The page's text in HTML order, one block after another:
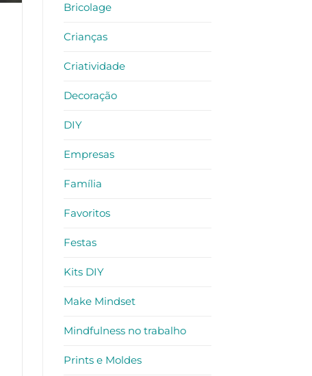
Bricolage
Crianças
Criatividade
Decoração
DIY
Empresas
Família
Favoritos
Festas
Kits DIY
Make Mindset
Mindfulness no trabalho
Prints e Moldes